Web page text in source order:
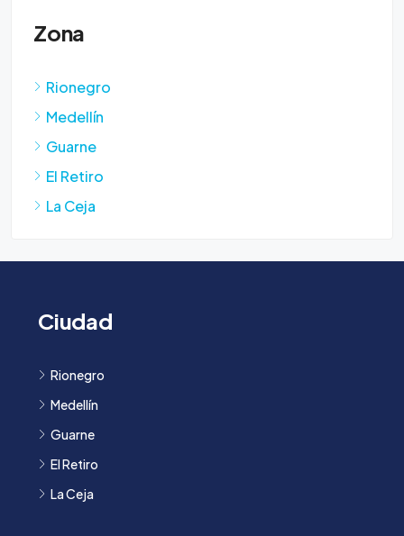
Zona
Rionegro
Medellín
Guarne
El Retiro
La Ceja
Ciudad
Rionegro
Medellín
Guarne
El Retiro
La Ceja